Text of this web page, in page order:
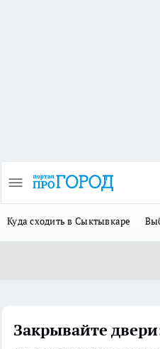
Куда сходить в Сыктывкаре
Закрывайте